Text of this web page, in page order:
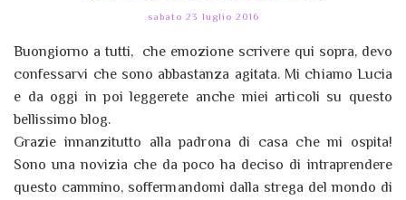
sabato 23 luglio 2016
Buongiorno a tutti, che emozione scrivere qui sopra, devo
confessarvi che sono abbastanza agitata. Mi chiamo Lucia
e da oggi in poi leggerete anche miei articoli su questo
bellissimo blog.
Grazie innanzitutto alla padrona di casa che mi ospita!
Sono una novizia che da poco ha deciso di intraprendere
questo cammino, soffermandomi dalla strega del mondo di